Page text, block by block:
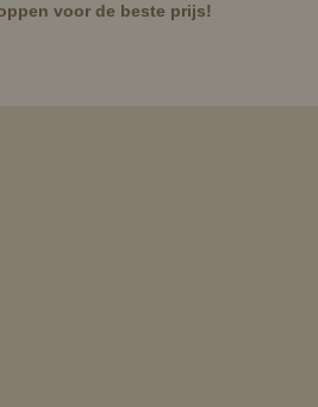
voor de beste prijs!